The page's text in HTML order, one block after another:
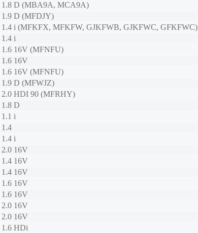
1.8 D (MBA9A, MCA9A)
1.9 D (MFDJY)
1.4 i (MFKFX, MFKFW, GJKFWB, GJKFWC, GFKFWC)
1.4 i
1.6 16V (MFNFU)
1.6 16V
1.6 16V (MFNFU)
1.9 D (MFWJZ)
2.0 HDI 90 (MFRHY)
1.8 D
1.1 i
1.4
1.4 i
2.0 16V
1.4 16V
1.4 16V
1.6 16V
1.6 16V
2.0 16V
2.0 16V
1.6 HDi